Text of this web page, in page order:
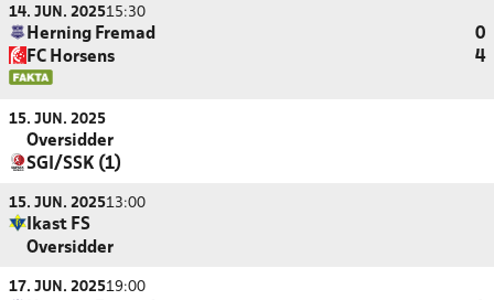
14. JUN. 202515:30
Herning Fremad
0
FC Horsens
4
15. JUN. 2025
Oversidder
SGI/SSK (1)
15. JUN. 202513:00
Ikast FS
Oversidder
17. JUN. 202519:00